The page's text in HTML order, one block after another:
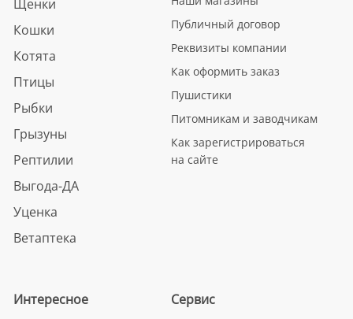
Щенки
Кошки
Котята
Птицы
Рыбки
Грызуны
Рептилии
Выгода-ДА
Уценка
Ветаптека
Публичный договор
Реквизиты компании
Как оформить заказ
Пушистики
Питомникам и заводчикам
Как зарегистрироваться
на сайте
Интересное Сервис